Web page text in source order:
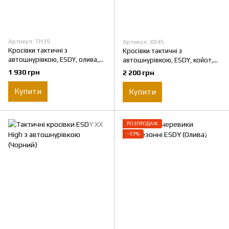
Артикул: TH39
Кросівки тактичні з
автошнурівкою, ESDY, олива,
розмір 39
1 930 грн
Купити
Артикул: XX45
Кросівки тактичні з
автошнурівкою, ESDY, койот,
розмір 45
2 200 грн
Купити
РОЗПРОДАЖ
−33%